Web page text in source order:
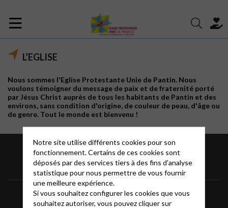
L’EGLISE
Nous sommes l'Eglise Protestante Unie de Pantin. Nous
voulons témoigner du message de paix et de fraternité porté
par Jésus Christ auprès de tous les habitants de Pantin et des
environs, sans condition d'origine, de couleur de peau, d'âge ou
de genre. Tout le monde est bienvenu !
Informations Mentions légales FAQ
Notre site utilise différents cookies pour son
fonctionnement. Certains de ces cookies sont
déposés par des services tiers à des fins d'analyse
statistique pour nous permettre de vous fournir
une meilleure expérience.
Si vous souhaitez configurer les cookies que vous
souhaitez autoriser, vous pouvez cliquer sur